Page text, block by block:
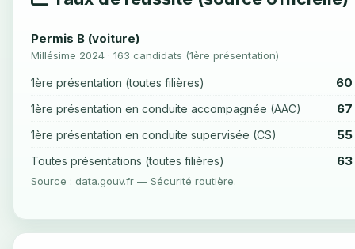
Permis B (voiture)
Millésime 2024 · 163 candidats (1ère présentation)
1ère présentation (toutes filières) 60
1ère présentation en conduite accompagnée (AAC) 67
1ère présentation en conduite supervisée (CS) 55
Toutes présentations (toutes filières) 63
Source : data.gouv.fr — Sécurité routière.